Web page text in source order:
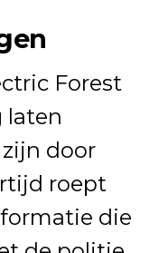
Forest
laten
door
roept
die